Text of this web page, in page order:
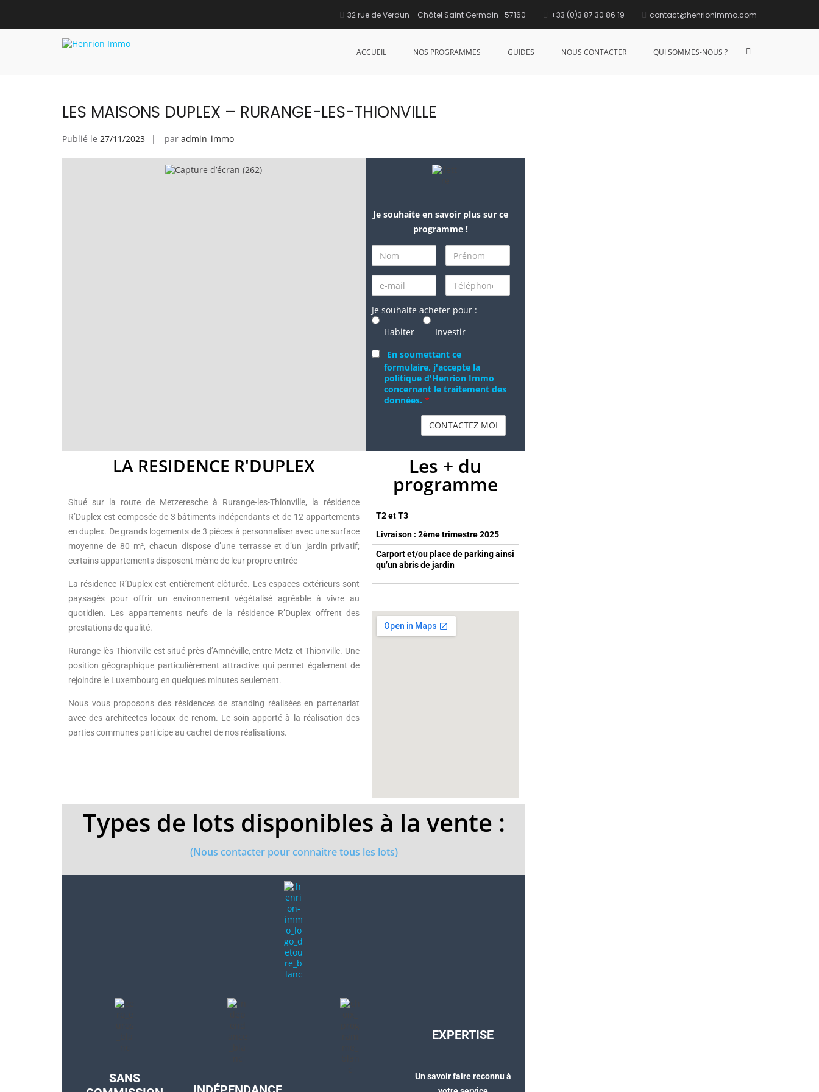
32 rue de Verdun - Châtel Saint Germain -57160 +33 (0)3 87 30 86 19 contact@henrionimmo.com
ACCUEIL NOS PROGRAMMES GUIDES NOUS CONTACTER QUI SOMMES-NOUS ?
Catégorie :LES MAISONS DUPLEX DE RURANGE
LES MAISONS DUPLEX – RURANGE-LES-THIONVILLE
Publié le 27/11/2023 par admin_immo
Je souhaite en savoir plus sur ce
programme !
Je souhaite acheter pour :
Habiter
Investir
En soumettant ce
formulaire, j'accepte la
politique d'Henrion Immo
concernant le traitement des
données. *
LA RESIDENCE R'DUPLEX
Situé sur la route de Metzeresche à Rurange-les-Thionville, la résidence
R’Duplex est composée de 3 bâtiments indépendants et de 12 appartements
en duplex. De grands logements de 3 pièces à personnaliser avec une surface
moyenne de 80 m², chacun dispose d’une terrasse et d’un jardin privatif;
certains appartements disposent même de leur propre entrée
La résidence R’Duplex est entièrement clôturée. Les espaces extérieurs sont
paysagés pour offrir un environnement végétalisé agréable à vivre au
quotidien. Les appartements neufs de la résidence R’Duplex offrent des
prestations de qualité.
Rurange-lès-Thionville est situé près d’Amnéville, entre Metz et Thionville. Une
position géographique particulièrement attractive qui permet également de
rejoindre le Luxembourg en quelques minutes seulement.
Nous vous proposons des résidences de standing réalisées en partenariat
avec des architectes locaux de renom. Le soin apporté à la réalisation des
parties communes participe au cachet de nos réalisations.
Les + du
programme
T2 et T3
Livraison : 2ème trimestre 2025
Carport et/ou place de parking ainsi
qu’un abris de jardin
Types de lots disponibles à la vente :
(Nous contacter pour connaitre tous les lots)
SANS
EXPERTISE
Un savoir faire reconnu à